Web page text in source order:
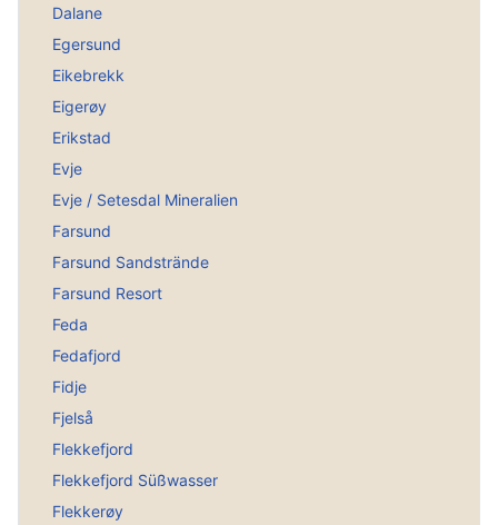
Dalane
Egersund
Eikebrekk
Eigerøy
Erikstad
Evje
Evje / Setesdal Mineralien
Farsund
Farsund Sandstrände
Farsund Resort
Feda
Fedafjord
Fidje
Fjelså
Flekkefjord
Flekkefjord Süßwasser
Flekkerøy